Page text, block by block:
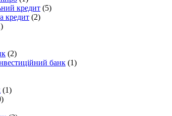
кредит (5)
кредит (2)
(2)
банк (1)
(1)